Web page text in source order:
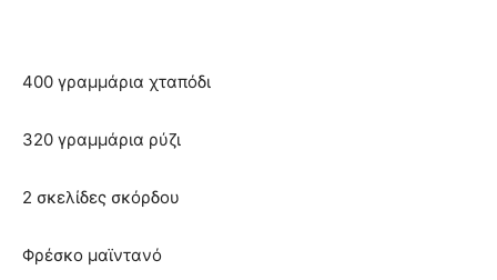
400 γραμμάρια χταπόδι
320 γραμμάρια ρύζι
2 σκελίδες σκόρδου
Φρέσκο ​​μαϊντανό